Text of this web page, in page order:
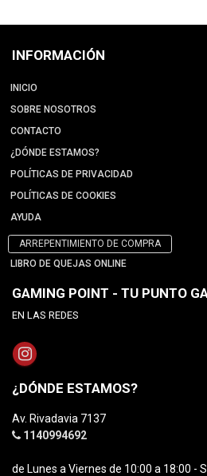
INFORMACIÓN
INICIO
SOBRE NOSOTROS
CONTACTO
¿DÓNDE ESTAMOS?
POLÍTICAS DE PRIVACIDAD
POLÍTICAS DE COOKIES
AYUDA
ARREPENTIMIENTO DE COMPRA
LIBRO DE QUEJAS ONLINE
GAMING POINT - TU PUNTO
EN LAS REDES
¿DÓNDE ESTAMOS?
Av. Rivadavia 7137
1140994692
de Lunes a Viernes de 10:00 a 18:00 -